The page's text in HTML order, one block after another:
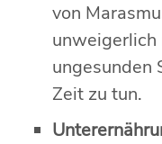
von
ungesunden
Zeit zu tun.